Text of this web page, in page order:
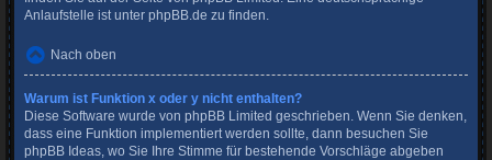
Anlaufstelle ist unter phpBB.de zu finden.
Nach oben
Warum ist Funktion x oder y nicht enthalten?
Diese Software wurde von phpBB Limited geschrieben. Wenn Sie denken,
dass eine Funktion implementiert werden sollte, dann besuchen Sie
phpBB Ideas, wo Sie Ihre Stimme für bestehende Vorschläge abgeben